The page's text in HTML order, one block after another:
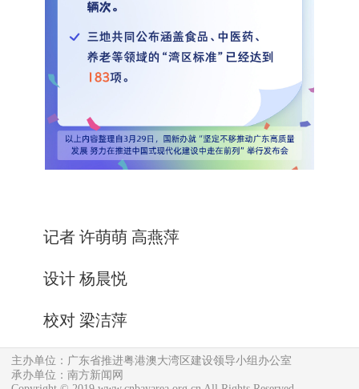
记者 许萌萌 高燕萍
设计 杨晨悦
校对 梁洁萍
主办单位：广东省推进粤港澳大湾区建设领导小组办公室
承办单位：南方新闻网